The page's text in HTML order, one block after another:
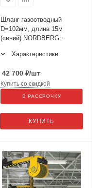
Шланг газоотводный
D=102мм, длина 15м
(синий) NORDBERG
Характеристики
42 700 ₽/шт
КУПИТЬ
Купить со скидкой
В РАССРОЧКУ